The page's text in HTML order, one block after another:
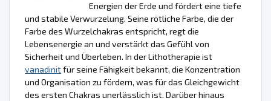
Energien der Erde und fördert eine tiefe
und stabile Verwurzelung. Seine rötliche Farbe, die der
Farbe des Wurzelchakras entspricht, regt die
Lebensenergie an und verstärkt das Gefühl von
Sicherheit und Überleben. In der Lithotherapie ist
vanadinitfür seine Fähigkeit bekannt, die Konzentration
und Organisation zu fördern, was für das Gleichgewicht
des ersten Chakras unerlässlich ist. Darüber hinaus